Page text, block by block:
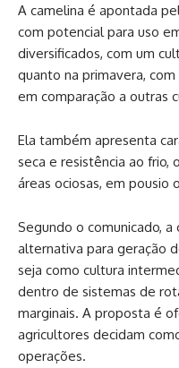
A camelina é apontada
com potencial para uso
diversificados, com um
quanto na primavera,
em comparação a outras
Ela também apresenta
seca e resistência ao frio,
áreas ociosas, em pousio
Segundo o comunicado,
alternativa para geração
seja como cultura
dentro de sistemas de
marginais. A proposta é
agricultores decidam
operações.